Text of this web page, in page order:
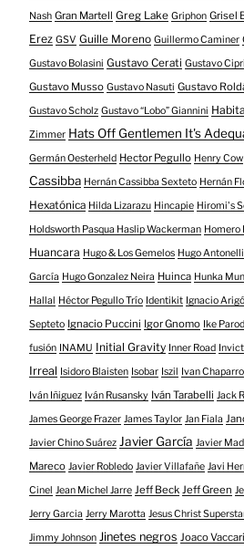
Nash Gran Martell Greg Lake Griphon Grisel
Erez GSV Guille Moreno Guillermo Caminer
Gustavo Bolasini Gustavo Cerati Gustavo
Gustavo Musso Gustavo Nasuti Gustavo
Gustavo Scholz Gustavo “Lobo” Giannini
Zimmer Hats Off Gentlemen It's
Germán Oesterheld Hector Pegullo Henry Cow
Cassibba Hernán Cassibba Sexteto Hernán
Hexatónica Hilda Lizarazu Hincapie Hiromi's
Holdsworth Pasqua Haslip Wackerman Homero
Huancara Hugo & Los Gemelos Hugo Antonelli
García Hugo Gonzalez Neira Huinca Hunka
Hallal
Héctor Pegullo Trío Identikit Ignacio
Septeto Ignacio Puccini Igor Gnomo Ike
fusión INAMU Initial Gravity Inner Road
Irreal Isidoro Blaisten Isobar Iszil Ivan Chaparro
Iván Iñiguez Iván Rusansky Iván Tarabelli Jack
James George Frazer James Taylor Jan Fiala
Javier Chino Suárez Javier García Javier
Mareco Javier Robledo Javier Villafañe Javi
Cinel Jean Michel Jarre Jeff Beck Jeff Green
Jerry Garcia Jerry Marotta Jesus Christ
Jimmy Johnson Jinetes negros Joaco Vaccari